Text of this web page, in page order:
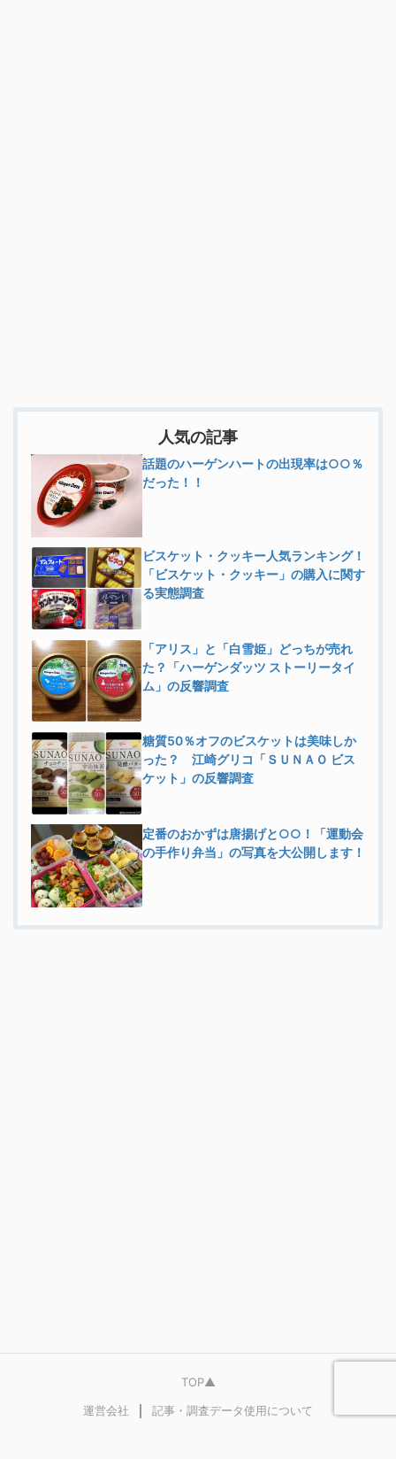
人気の記事
話題のハーゲンハートの出現率は○○％
だった！！
ビスケット・クッキー人気ランキング！
「ビスケット・クッキー」の購入に関す
る実態調査
「アリス」と「白雪姫」どっちが売れ
た？「ハーゲンダッツ ストーリータイ
ム」の反響調査
糖質50％オフのビスケットは美味しか
った？ 江崎グリコ「ＳＵＮＡＯ ビス
ケット」の反響調査
定番のおかずは唐揚げと○○！「運動会
の手作り弁当」の写真を大公開します！
TOP▲
運営会社
｜ 記事・調査データ使用について